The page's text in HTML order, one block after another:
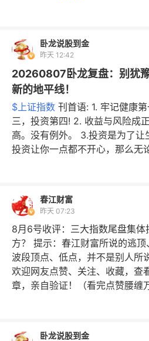
周，可以说是开门红，五个交易
了，现在反弹一下给大家一颗糖，
前卧龙还是八成仓位，持股待涨
还是不错的。相信八月份会告别
机会。为什么这么说呢？一个是
么涨，而科技 板块又大幅度的调
盘大幅度下降。所以整 体风险可
没什么风险了。 还是说说今天的盘面吧，今天周五盘面走
的也不错，红多绿少，符合卧龙
涨，2500家下跌，全天盘面一
信心和希望。截止下午收盘市场
所以看好好后市，今天收盘上证
线，收了一根放量的中阳线，形
标就是年线了，也就是4000点附
上证指数的周线来看，两颗缩量
量的大阳线，反弹的苗头很足了
缺口没补了，本周连跳3800/
的强势了。 总体来说，现在的市场利好多于利空。但是因
为A股是一个情绪化的市场，是
个孩子一样，从来没有独立的走
卧龙说股到金
昨天 12:42
20260807卧龙复盘：别犹
新的地平线！
$上证指数 刊首语: 1. 牢记健康第一，家庭第二，工作第
三，投资第四! 2. 收益与风险成正比，收益越大风险就越
高。没有例外。 3.投资是为了让生活更快乐更幸福，如果
投资让你一点都不开心，那么无
点必将成为八月新的地平线了。
了。三线 上方，持股待涨！ 卧龙今天早盘手低吸高跑，
仓位不变，又整了一碗鸡腿回家
位，持股待涨。今天很多股票是
升，大都 走出了上下影的阴或
号，说明多空双方各有攻守了。 短线看上证指数目前380
0附近的箱体已经踩踏实了，开
了。八月拿下4000点的概率非
数受外围下跌的影响，早盘小幅
春江财富
昨天 07:23
8月6号收评：三大指数尾盘集
方？ 提示：春江财富所说的逃顶、抄底，是指一个月内的
波段顶点、低点，并不是别人所
欢迎网友点赞、关注、收藏，查
章，亲自验证！（看完点赞腰缠万贯） 一、预
卧龙说股到金